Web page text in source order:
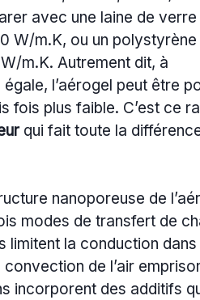
avec une laine de
W/m.K, ou un polystyrène
m.K. Autrement dit, à
l’aérogel peut être
fois plus faible. C’est ce
qui fait toute la
nanoporeuse de
modes de transfert de
limitent la conduction dans
de l’air
incorporent des additifs